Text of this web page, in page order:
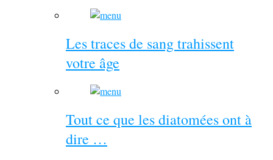
Les traces de sang trahissent
votre âge
Tout ce que les diatomées ont à
dire …